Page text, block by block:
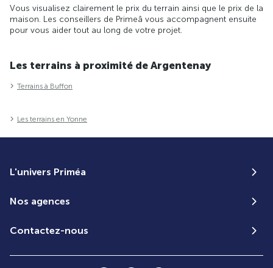
Vous visualisez clairement le prix du terrain ainsi que le prix de la
maison. Les conseillers de Primeâ vous accompagnent ensuite
pour vous aider tout au long de votre projet.
Les terrains à proximité de Argentenay
Terrains à Buffon
Les terrains en Yonne
L'univers Priméa
Nos agences
Contactez-nous